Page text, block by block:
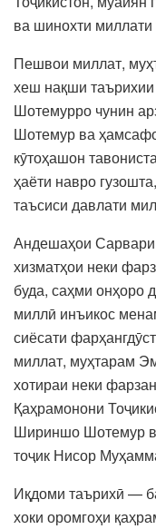
ва шинохти миллати
Пешвои миллат,
хеш нақши
Шотемурро чунин
Шотемур ва
кӯтоҳашон
ҳаёти навро
таъсиси давлати
Андешаҳои
хизматҳои неки
буда, саҳми онҳоро
миллӣ инъикос
сиёсати
миллат, муҳтарам
хотираи неки
Қаҳрамонони
Шириншо Шотемур
тоҷик Нисор
Иқдоми таърихӣ —
хоки оромгоҳи